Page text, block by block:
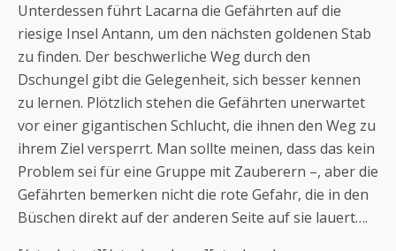
Unterdessen führt Lacarna die Gefährten auf die
riesige Insel Antann, um den nächsten goldenen Stab
zu finden. Der beschwerliche Weg durch den
Dschungel gibt die Gelegenheit, sich besser kennen
zu lernen. Plötzlich stehen die Gefährten unerwartet
vor einer gigantischen Schlucht, die ihnen den Weg zu
ihrem Ziel versperrt. Man sollte meinen, dass das kein
Problem sei für eine Gruppe mit Zauberern –, aber die
Gefährten bemerken nicht die rote Gefahr, die in den
Büschen direkt auf der anderen Seite auf sie lauert….